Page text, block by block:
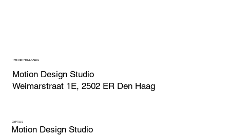
CYPRUS
Motion Design Studio
THE NETHERLANDS
Motion Design Studio
Weimarstraat 1E, 2502 ER Den Haag